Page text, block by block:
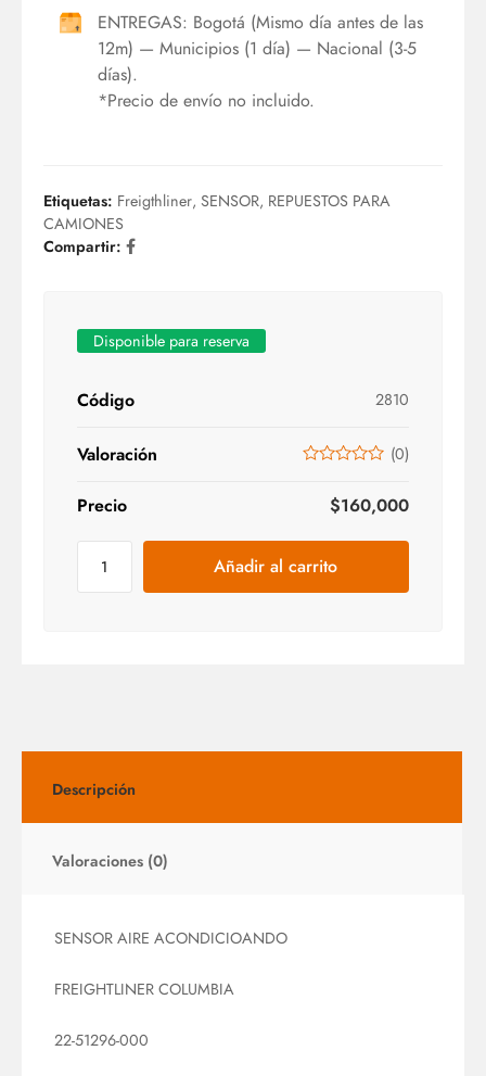
ENTREGAS: Bogotá (Mismo día antes de las
12m) — Municipios (1 día) — Nacional (3-5
días).
*Precio de envío no incluido.
Etiquetas: Freigthliner, SENSOR, REPUESTOS PARA
CAMIONES
Compartir:
Disponible para reserva
Código 2810
Valoración (0)
Precio $160,000
Añadir al carrito
Descripción
Valoraciones (0)
SENSOR AIRE ACONDICIOANDO
FREIGHTLINER COLUMBIA
22-51296-000